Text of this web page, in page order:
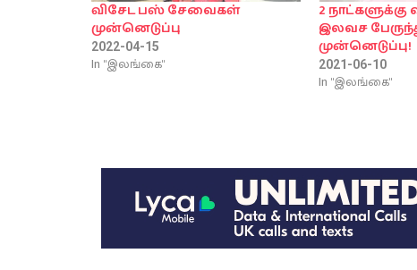
விசேட பஸ் சேவைகள்
முன்னெடுப்பு
2022-04-15
In "இலங்கை"
2 நாட்களுக்கு
இலவச
முன்னெடுப்பு!
2021-06-10
In "இலங்கை"